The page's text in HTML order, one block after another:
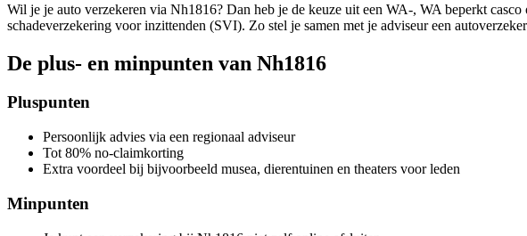
Wil je je auto verzekeren via Nh1816? Dan heb je de keuze uit een WA-, WA beperkt
schadeverzekering voor inzittenden (SVI). Zo stel je samen met je adviseur een
De plus- en minpunten van Nh1816
Pluspunten
Persoonlijk advies via een regionaal adviseur
Tot 80% no-claimkorting
Extra voordeel bij bijvoorbeeld musea, dierentuinen en theaters voor leden
Minpunten